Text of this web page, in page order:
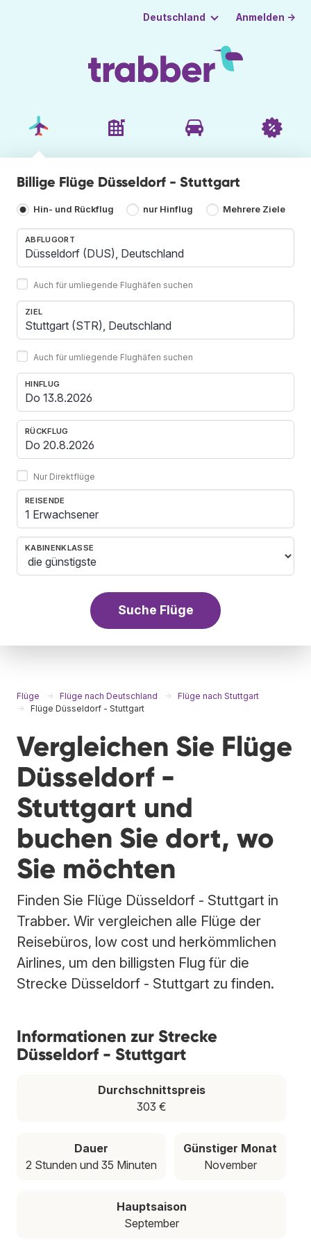
Deutschland Anmelden →
Billige Flüge Düsseldorf - Stuttgart
Hin- und Rückflug nur Hinflug Mehrere Ziele
ABFLUGORT
Auch für umliegende Flughäfen suchen
ZIEL
Auch für umliegende Flughäfen suchen
HINFLUG
RÜCKFLUG
Nur Direktflüge
REISENDE
1 Erwachsener
KABINENKLASSE
Suche Flüge
Flüge Flüge nach Deutschland
Flüge nach Stuttgart
Flüge Düsseldorf - Stuttgart
Vergleichen Sie Flüge
Düsseldorf -
Stuttgart und
buchen Sie dort, wo
Sie möchten
Finden Sie Flüge Düsseldorf - Stuttgart in
Trabber. Wir vergleichen alle Flüge der
Reisebüros, low cost und herkömmlichen
Airlines, um den billigsten Flug für die
Strecke Düsseldorf - Stuttgart zu finden.
Informationen zur Strecke
Düsseldorf - Stuttgart
Durchschnittspreis
303 €
Dauer
2 Stunden und 35 Minuten
Günstiger Monat
November
Hauptsaison
September